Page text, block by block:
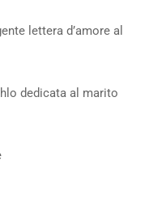
lettera d’amore al
dedicata al marito